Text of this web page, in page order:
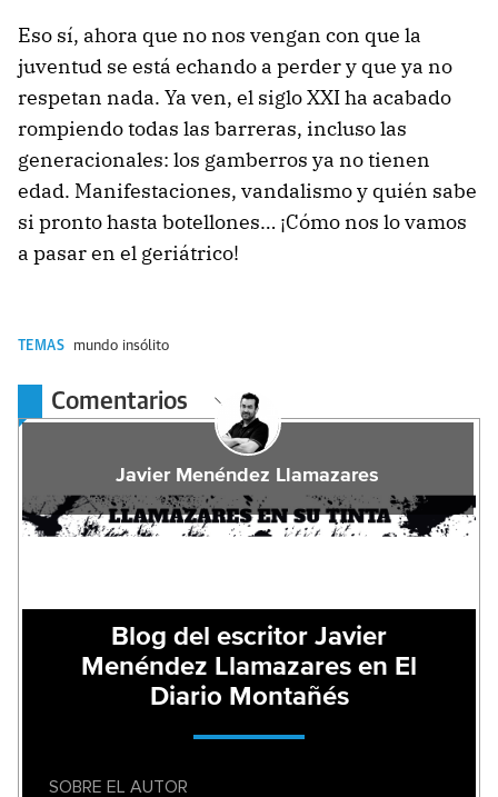
Eso sí, ahora que no nos vengan con que la
juventud se está echando a perder y que ya no
respetan nada. Ya ven, el siglo XXI ha acabado
rompiendo todas las barreras, incluso las
generacionales: los gamberros ya no tienen
edad. Manifestaciones, vandalismo y quién sabe
si pronto hasta botellones… ¡Cómo nos lo vamos
a pasar en el geriátrico!
TEMAS mundo insólito
Comentarios
Javier Menéndez Llamazares
Blog del escritor Javier
Menéndez Llamazares en El
Diario Montañés
SOBRE EL AUTOR